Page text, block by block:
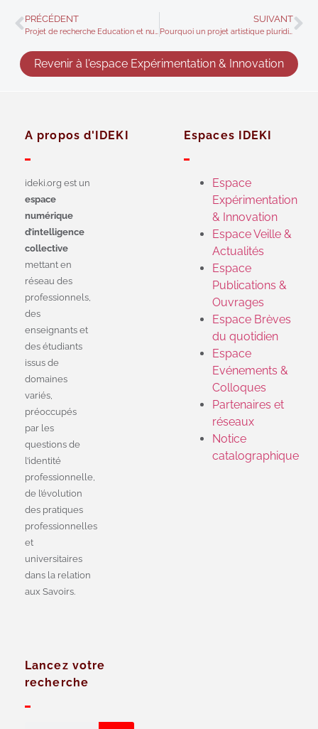
PRÉCÉDENT SUIVANT
Pourquoi un projet artistique pluridisciplinaire
Revenir à l'espace Expérimentation & Innovation
A propos d'IDEKI
ideki.org est un
espace
numérique
d’intelligence
collective
mettant en
réseau des
professionnels,
des
enseignants et
des étudiants
issus de
domaines
variés,
préoccupés
par les
questions de
l’identité
professionnelle,
de l’évolution
des pratiques
professionnelles
et
universitaires
dans la relation
aux Savoirs.
Espaces IDEKI
Espace
Expérimentation
& Innovation
Espace Veille &
Actualités
Espace
Publications &
Ouvrages
Espace Brèves
du quotidien
Espace
Evénements &
Colloques
Partenaires et
réseaux
Notice
catalographique
Lancez votre
recherche